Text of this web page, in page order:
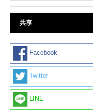
共享
Facebook
Twitter
LINE